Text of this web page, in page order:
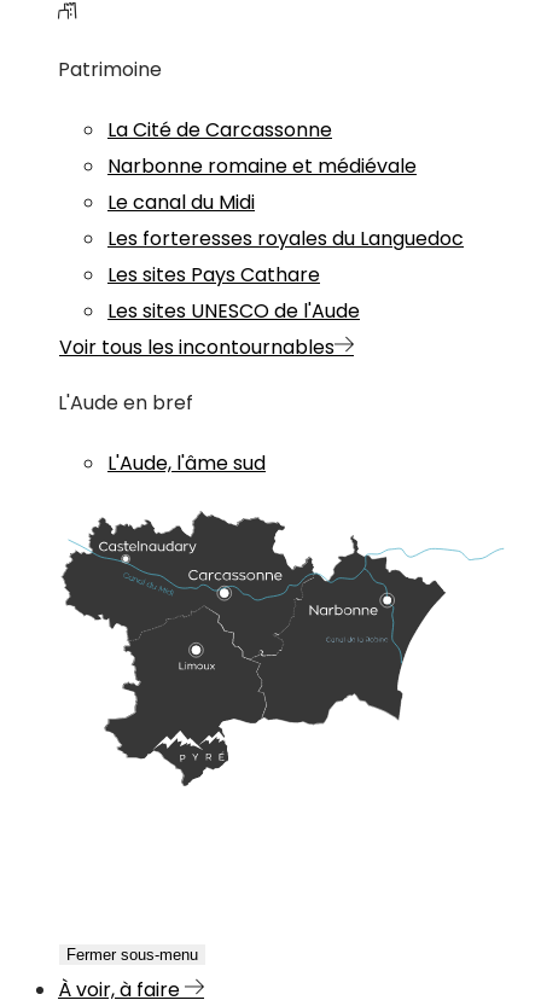
Patrimoine
La Cité de Carcassonne
Narbonne romaine et médiévale
Le canal du Midi
Les forteresses royales du Languedoc
Les sites Pays Cathare
Les sites UNESCO de l'Aude
Voir tous les incontournables
L'Aude en bref
L'Aude, l'âme sud
Fermer sous-menu
À voir, à faire